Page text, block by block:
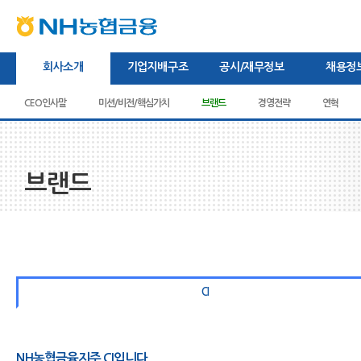
본문내용바로가기
주메뉴바로가기
상단내용바로가기
하단내용바로가기
회사소개
CEO인사말 미션/비전/핵심가치 브랜드 경영전략 연혁
기업지배구조
주주현황 이사회 관련규정 이사회 공시
공시/재무정보
경영공시 감사보고서
채용정
채용절차
새소식/보도자료
브랜드
CI
NH농협금융지주 CI입니다.